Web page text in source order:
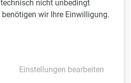
Digital Biologic Discovery
digital-first platform for the
nicht unbedingt
wir Ihre Einwilligung.
Einstellungen bearbeiten